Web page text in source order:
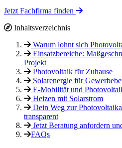
Jetzt Fachfirma finden
Inhaltsverzeichnis
Warum lohnt sich
Einsatzbereiche:
Projekt
Photovoltaik für Zuhause
Solarenergie für
E-Mobilität und
Heizen mit Solarstrom
Dein Weg zur
transparent
Jetzt Beratung anfordern
FAQs